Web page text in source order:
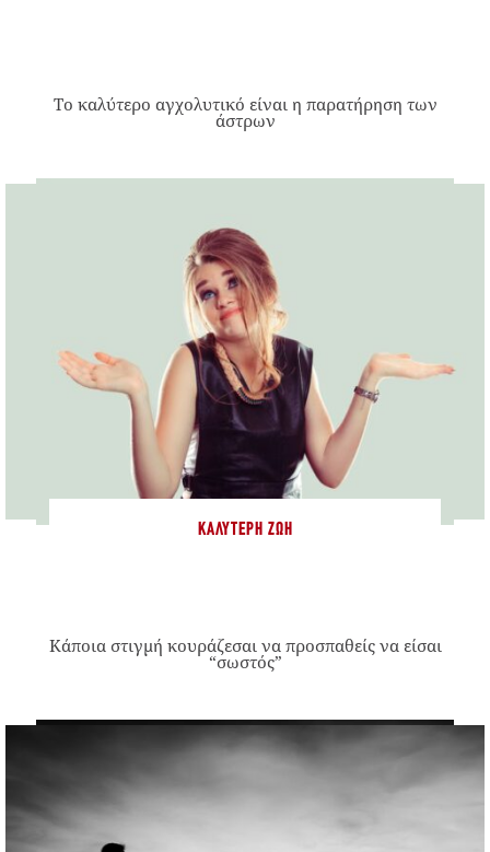
Το καλύτερο αγχολυτικό είναι η παρατήρηση των
άστρων
ΚΑΛΎΤΕΡΗ ΖΩΉ
Κάποια στιγμή κουράζεσαι να προσπαθείς να είσαι
“σωστός”